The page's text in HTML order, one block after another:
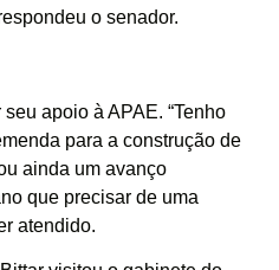
o senador.
apoio à APAE. “Tenho
para a construção de
ainda um avanço
que precisar de uma
atendido.